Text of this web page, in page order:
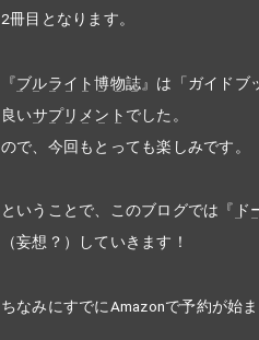
2冊目となります。
『ブルライト博物誌』は「ガイドブ
良いサプリメント でした。
ので、今回もとっても楽しみです。
ということで、このブログでは『 ド
（妄想？）していきます！
ちなみにすでにAmazonで予約が始ま